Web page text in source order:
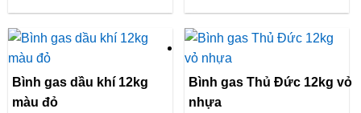
Bình gas dầu khí 12kg
màu đỏ
Bình gas Thủ Đức 12kg vỏ
nhựa